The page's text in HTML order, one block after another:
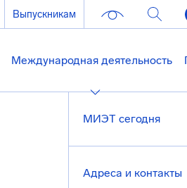
Выпускникам
Международная деятельность
МИЭТ сегодня
Адреса и контакты